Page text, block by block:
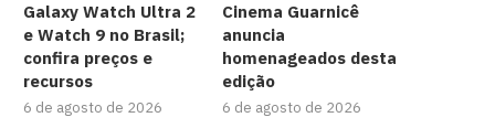
Galaxy Watch Ultra 2
e Watch 9 no Brasil;
confira preços e
recursos
6 de agosto de 2026
Cinema Guarnicê
anuncia
homenageados desta
edição
6 de agosto de 2026